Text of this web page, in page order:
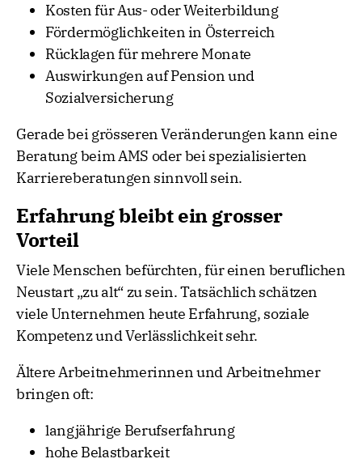
Kosten für Aus- oder Weiterbildung
Fördermöglichkeiten in Österreich
Rücklagen für mehrere Monate
Auswirkungen auf Pension und
Sozialversicherung
Gerade bei grösseren Veränderungen kann eine
Beratung beim AMS oder bei spezialisierten
Karriereberatungen sinnvoll sein.
Erfahrung bleibt ein grosser
Vorteil
Viele Menschen befürchten, für einen beruflichen
Neustart „zu alt“ zu sein. Tatsächlich schätzen
viele Unternehmen heute Erfahrung, soziale
Kompetenz und Verlässlichkeit sehr.
Ältere Arbeitnehmerinnen und Arbeitnehmer
bringen oft:
langjährige Berufserfahrung
hohe Belastbarkeit